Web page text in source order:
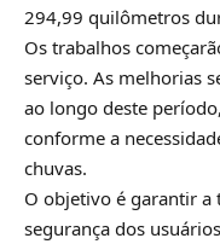
294,99 quilômetros
Os trabalhos
serviço. As melhorias
ao longo deste
conforme a
chuvas.
O objetivo é garantir a
segurança dos